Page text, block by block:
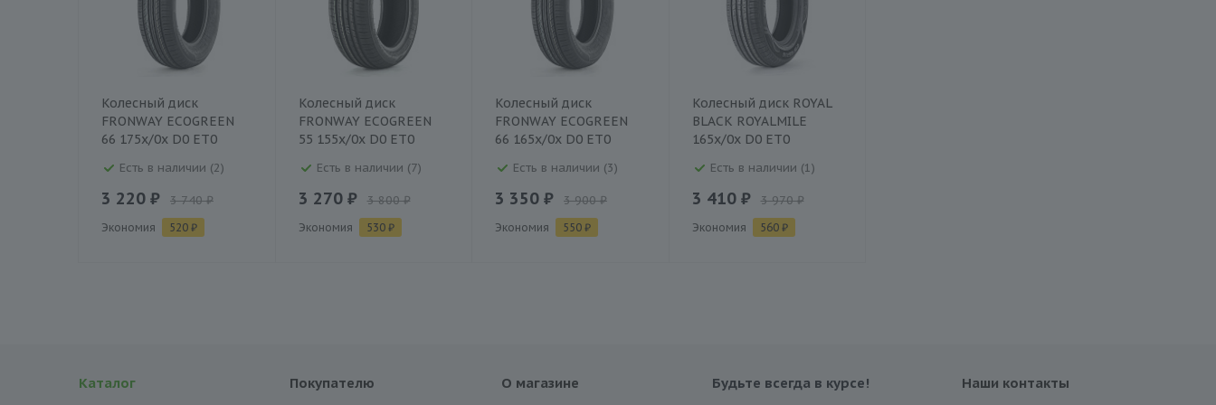
Колесный диск
FRONWAY ECOGREEN
66 175x/0x D0 ET0
Есть в наличии (2)
3 220 ₽ 3 740 ₽
Экономия 520 ₽
Колесный диск
FRONWAY ECOGREEN
55 155x/0x D0 ET0
Есть в наличии (7)
3 270 ₽ 3 800 ₽
Экономия 530 ₽
Колесный диск
FRONWAY ECOGREEN
66 165x/0x D0 ET0
Есть в наличии (3)
3 350 ₽ 3 900 ₽
Экономия 550 ₽
Колесный диск ROYAL
BLACK ROYALMILE
165x/0x D0 ET0
Есть в наличии (1)
3 410 ₽ 3 970 ₽
Экономия 560 ₽
Каталог Покупателю О магазине Будьте всегда в курсе! Наши контакты